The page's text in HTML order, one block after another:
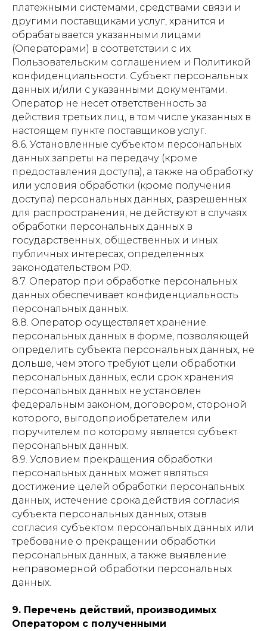
платежными системами, средствами связи и
другими поставщиками услуг, хранится и
обрабатывается указанными лицами
(Операторами) в соответствии с их
Пользовательским соглашением и Политикой
конфиденциальности. Субъект персональных
данных и/или с указанными документами.
Оператор не несет ответственность за
действия третьих лиц, в том числе указанных в
настоящем пункте поставщиков услуг.
8.6. Установленные субъектом персональных
данных запреты на передачу (кроме
предоставления доступа), а также на обработку
или условия обработки (кроме получения
доступа) персональных данных, разрешенных
для распространения, не действуют в случаях
обработки персональных данных в
государственных, общественных и иных
публичных интересах, определенных
законодательством РФ.
8.7. Оператор при обработке персональных
данных обеспечивает конфиденциальность
персональных данных.
8.8. Оператор осуществляет хранение
персональных данных в форме, позволяющей
определить субъекта персональных данных, не
дольше, чем этого требуют цели обработки
персональных данных, если срок хранения
персональных данных не установлен
федеральным законом, договором, стороной
которого, выгодоприобретателем или
поручителем по которому является субъект
персональных данных.
8.9. Условием прекращения обработки
персональных данных может являться
достижение целей обработки персональных
данных, истечение срока действия согласия
субъекта персональных данных, отзыв
согласия субъектом персональных данных или
требование о прекращении обработки
персональных данных, а также выявление
неправомерной обработки персональных
данных.
9. Перечень действий, производимых
Оператором с полученными